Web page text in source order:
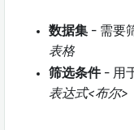
数据集 - 需要
表格
筛选条件- 用
表达式<布尔>